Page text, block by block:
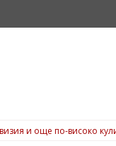
и още по-високо